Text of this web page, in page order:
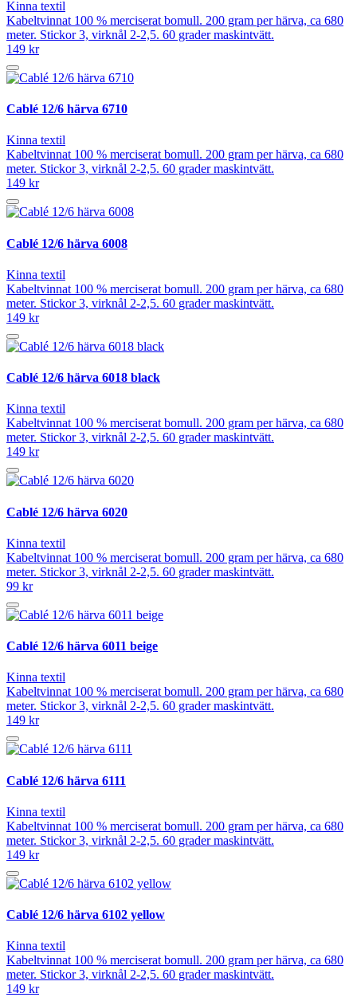
Kinna textil
Kabeltvinnat 100 % merciserat bomull. 200 gram per härva, ca 680
meter. Stickor 3, virknål 2-2,5. 60 grader maskintvätt.
149 kr
Cablé 12/6 härva 6710
Kinna textil
Kabeltvinnat 100 % merciserat bomull. 200 gram per härva, ca 680
meter. Stickor 3, virknål 2-2,5. 60 grader maskintvätt.
149 kr
Cablé 12/6 härva 6008
Kinna textil
Kabeltvinnat 100 % merciserat bomull. 200 gram per härva, ca 680
meter. Stickor 3, virknål 2-2,5. 60 grader maskintvätt.
149 kr
Cablé 12/6 härva 6018 black
Kinna textil
Kabeltvinnat 100 % merciserat bomull. 200 gram per härva, ca 680
meter. Stickor 3, virknål 2-2,5. 60 grader maskintvätt.
149 kr
Cablé 12/6 härva 6020
Kinna textil
Kabeltvinnat 100 % merciserat bomull. 200 gram per härva, ca 680
meter. Stickor 3, virknål 2-2,5. 60 grader maskintvätt.
99 kr
Cablé 12/6 härva 6011 beige
Kinna textil
Kabeltvinnat 100 % merciserat bomull. 200 gram per härva, ca 680
meter. Stickor 3, virknål 2-2,5. 60 grader maskintvätt.
149 kr
Cablé 12/6 härva 6111
Kinna textil
Kabeltvinnat 100 % merciserat bomull. 200 gram per härva, ca 680
meter. Stickor 3, virknål 2-2,5. 60 grader maskintvätt.
149 kr
Cablé 12/6 härva 6102 yellow
Kinna textil
Kabeltvinnat 100 % merciserat bomull. 200 gram per härva, ca 680
meter. Stickor 3, virknål 2-2,5. 60 grader maskintvätt.
149 kr